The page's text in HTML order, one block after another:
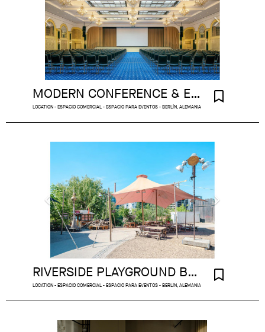
MODERN CONFERENCE & EVENT BERLIN
LOCATION - ESPACIO COMERCIAL - ESPACIO PARA EVENTOS - BERLÍN, ALEMANIA
RIVERSIDE PLAYGROUND BERLIN
LOCATION - ESPACIO COMERCIAL - ESPACIO PARA EVENTOS - BERLÍN, ALEMANIA